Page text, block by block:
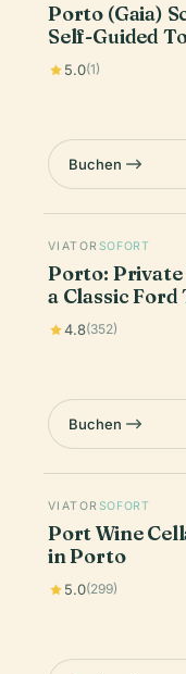
Porto (Gaia)
Self-Guided
5.0(1)
Buchen
VIATOR SOFORT
Porto:
a Classic Ford
4.8(352)
Buchen
VIATOR SOFORT
Port Wine
in Porto
5.0(299)